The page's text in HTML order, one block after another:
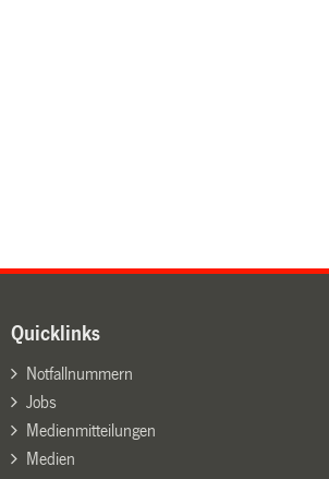
Quicklinks
Notfallnummern
Jobs
Medienmitteilungen
Medien